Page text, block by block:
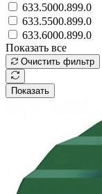
633.5000.899.0
633.5500.899.0
633.6000.899.0
Показать все
Очистить фильтр
Показать